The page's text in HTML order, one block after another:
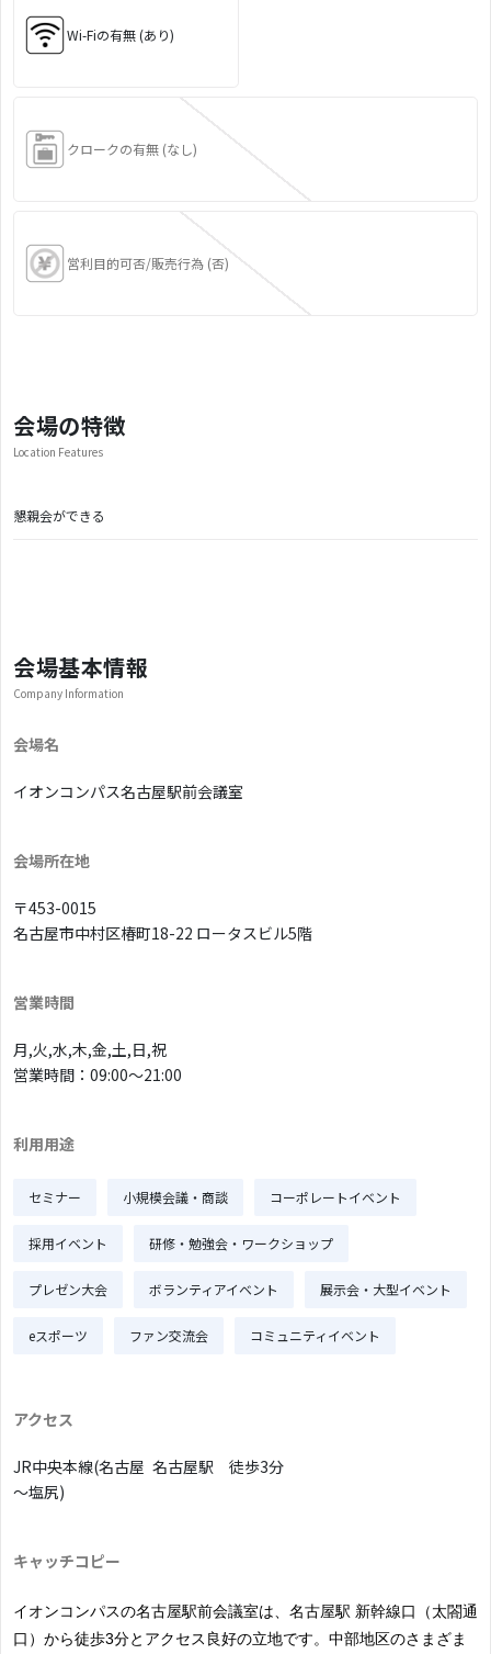
Wi-Fiの有無 (あり)
クロークの有無 (なし)
営利目的可否/販売行為 (否)
会場の特徴
Location Features
懇親会ができる
会場基本情報
Company Information
会場名
イオンコンパス名古屋駅前会議室
会場所在地
〒453-0015
名古屋市中村区椿町18-22 ロータスビル5階
営業時間
月,火,水,木,金,土,日,祝
営業時間：09:00〜21:00
利用用途
セミナー 小規模会議・商談 コーポレートイベント
採用イベント 研修・勉強会・ワークショップ
プレゼン大会 ボランティアイベント 展示会・大型イベント
eスポーツ ファン交流会 コミュニティイベント
アクセス
JR中央本線(名古屋
～塩尻)
名古屋駅 徒歩3分
キャッチコピー
イオンコンパスの名古屋駅前会議室は、名古屋駅 新幹線口（太閤通
口）から徒歩3分とアクセス良好の立地です。中部地区のさまざま